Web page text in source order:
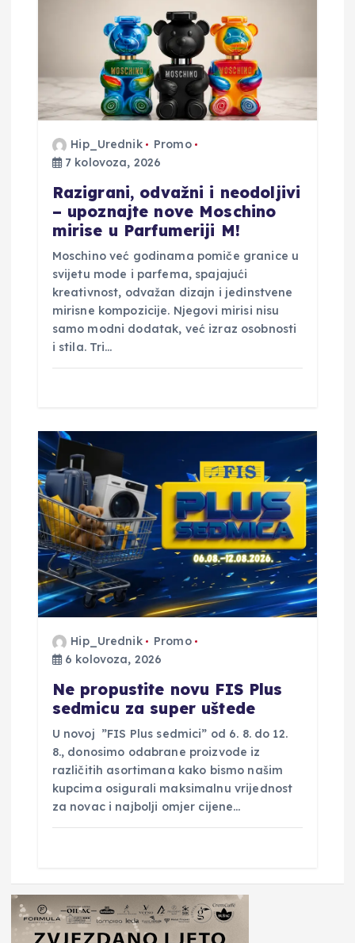
o
b
Hip_Urednik
Promo
7 kolovoza, 2026
Razigrani, odvažni i neodoljivi
– upoznajte nove Moschino
mirise u Parfumeriji M!
Moschino već godinama pomiče granice u
svijetu mode i parfema, spajajući
kreativnost, odvažan dizajn i jedinstvene
mirisne kompozicije. Njegovi mirisi nisu
samo modni dodatak, već izraz osobnosti
i stila. Tri…
Hip_Urednik
Promo
6 kolovoza, 2026
Ne propustite novu FIS Plus
sedmicu za super uštede
U novoj ”FIS Plus sedmici” od 6. 8. do 12.
8., donosimo odabrane proizvode iz
različitih asortimana kako bismo našim
kupcima osigurali maksimalnu vrijednost
za novac i najbolji omjer cijene…